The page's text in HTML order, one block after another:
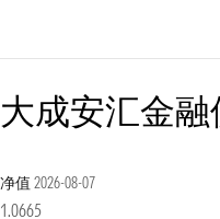
大成安汇金融
净值 2026-08-07
1.0665